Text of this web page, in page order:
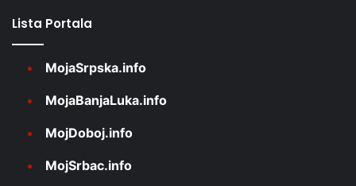
Lista Portala
MojaSrpska.info
MojaBanjaLuka.info
MojDoboj.info
MojSrbac.info